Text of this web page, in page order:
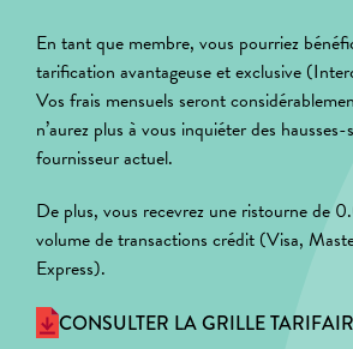
En tant que membre, vous pourriez
tarification avantageuse et exclusive
Vos frais mensuels seront
n’aurez plus à vous inquiéter des
fournisseur actuel.
De plus, vous recevrez une ristourne de
volume de transactions crédit (Visa,
Express).
CONSULTER LA GRILLE